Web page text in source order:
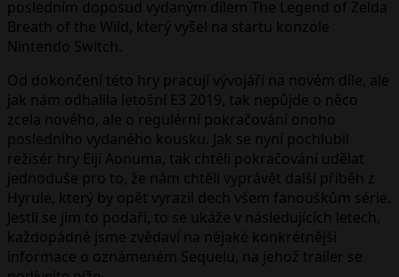
posledním doposud vydaným dílem The Legend of Zelda
Breath of the Wild, který vyšel na startu konzole
Nintendo Switch.
Od dokončení této hry pracují vývojáři na novém díle, ale
jak nám odhalila letošní E3 2019, tak nepůjde o něco
zcela nového, ale o regulérní pokračování onoho
posledního vydaného kousku. Jak se nyní pochlubil
režisér hry Eiji Aonuma, tak chtěli pokračování udělat
jednoduše pro to, že nám chtěli vyprávět další příběh z
Hyrule, který by opět vyrazil dech všem fanouškům série.
Jestli se jim to podaří, to se ukáže v následujících letech,
každopádně jsme zvědaví na nějaké konkrétnější
informace o oznámeném Sequelu, na jehož trailer se